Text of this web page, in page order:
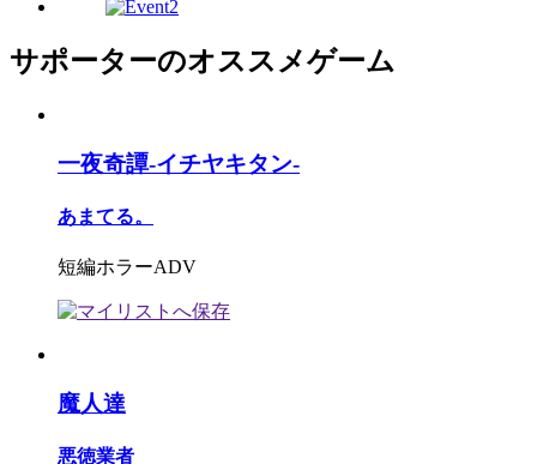
サポーターのオススメゲーム
一夜奇譚-イチヤキタン-
あまてる。
短編ホラーADV
魔人達
悪徳業者